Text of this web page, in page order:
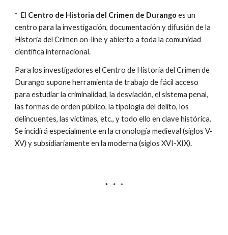
* El Centro de Historia del Crimen de Durango es un
centro para la investigación, documentación y difusión de la
Historia del Crimen on-line y abierto a toda la comunidad
científica internacional.
Para los investigadores el Centro de Historia del Crimen de
Durango supone herramienta de trabajo de fácil acceso
para estudiar la criminalidad, la desviación, el sistema penal,
las formas de orden público, la tipología del delito, los
delincuentes, las víctimas, etc., y todo ello en clave histórica.
Se incidirá especialmente en la cronología medieval (siglos V-
XV) y subsidiariamente en la moderna (siglos XVI-XIX).
*     *     *